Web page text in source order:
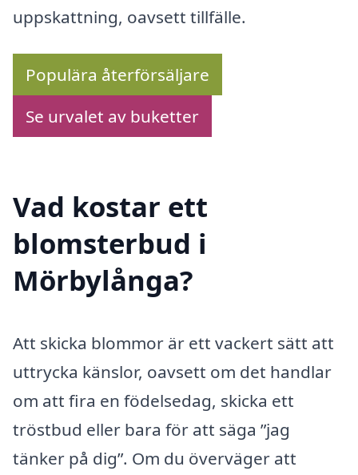
uppskattning, oavsett tillfälle.
Populära återförsäljare
Se urvalet av buketter
Vad kostar ett
blomsterbud i
Mörbylånga?
Att skicka blommor är ett vackert sätt att
uttrycka känslor, oavsett om det handlar
om att fira en födelsedag, skicka ett
tröstbud eller bara för att säga ”jag
tänker på dig”. Om du överväger att